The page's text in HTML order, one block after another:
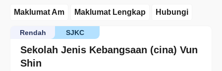
Maklumat Am Maklumat Lengkap Hubungi
Sekolah Jenis Kebangsaan (cina) Vun
Shin
SJKC
Rendah